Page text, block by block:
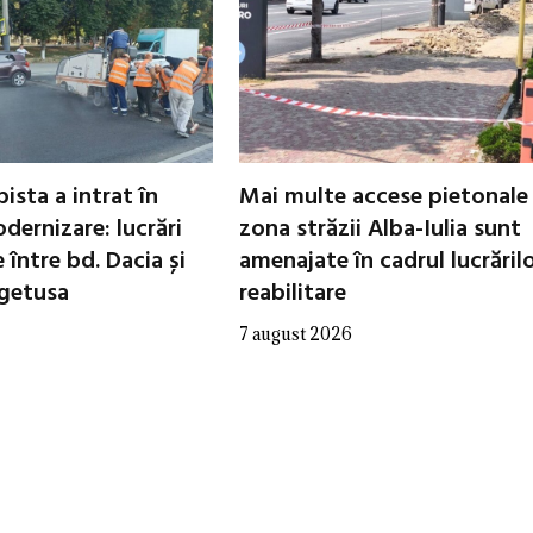
a intrat în
lucrări
între bd. Dacia și
Mai multe accese
zona străzii Alba-Iulia sunt
amenajate în cadrul
reabilitare
7 august 2026